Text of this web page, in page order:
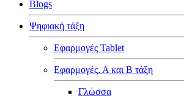
Blogs
Ψηφιακή τάξη
Εφαρμογές Tablet
Εφαρμογές, Α και Β τάξη
Γλώσσα